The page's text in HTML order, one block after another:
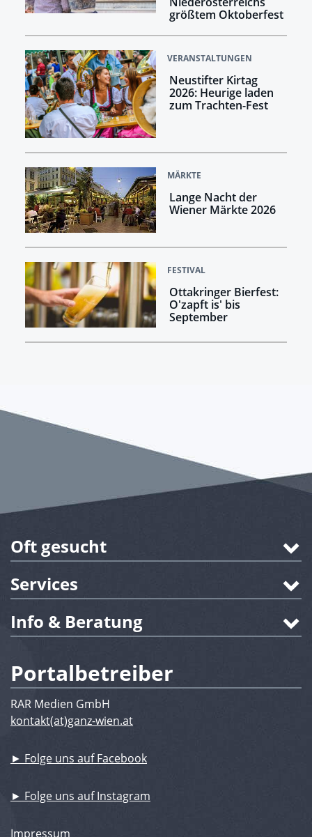
größtem Oktoberfest
VERANSTALTUNGEN
Neustifter Kirtag
2026: Heurige laden
zum Trachten-Fest
MÄRKTE
Lange Nacht der
Wiener Märkte 2026
FESTIVAL
Ottakringer Bierfest:
O'zapft is' bis
September
Oft gesucht
Services
Info & Beratung
Portalbetreiber
RAR Medien GmbH
kontakt(at)ganz-wien.at
► Folge uns auf Facebook
► Folge uns auf Instagram
Impressum